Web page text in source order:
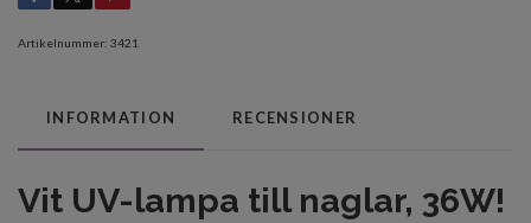
Artikelnummer: 3421
INFORMATION RECENSIONER
Vit UV-lampa till naglar, 36W!